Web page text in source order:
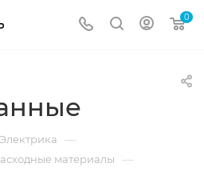
0
Электрика —
материалы —